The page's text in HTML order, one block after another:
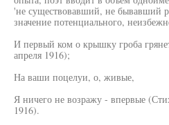
'не существовавший, не бывавший
значение потенциального,
И первый ком о крышку гроба
апреля 1916);
На ваши поцелуи, о, живые,
Я ничего не возражу - впервые
1916).